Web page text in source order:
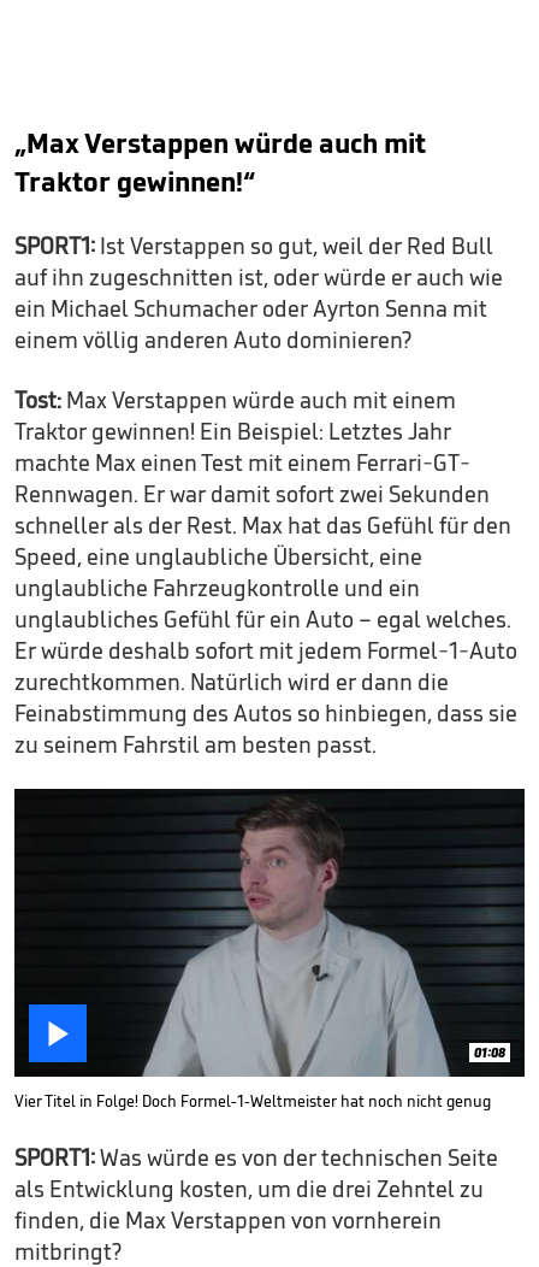
„Max Verstappen würde auch mit
Traktor gewinnen!“
SPORT1: Ist Verstappen so gut, weil der Red Bull
auf ihn zugeschnitten ist, oder würde er auch wie
ein Michael Schumacher oder Ayrton Senna mit
einem völlig anderen Auto dominieren?
Tost: Max Verstappen würde auch mit einem
Traktor gewinnen! Ein Beispiel: Letztes Jahr
machte Max einen Test mit einem Ferrari-GT-
Rennwagen. Er war damit sofort zwei Sekunden
schneller als der Rest. Max hat das Gefühl für den
Speed, eine unglaubliche Übersicht, eine
unglaubliche Fahrzeugkontrolle und ein
unglaubliches Gefühl für ein Auto – egal welches.
Er würde deshalb sofort mit jedem Formel-1-Auto
zurechtkommen. Natürlich wird er dann die
Feinabstimmung des Autos so hinbiegen, dass sie
zu seinem Fahrstil am besten passt.
 01:08
Vier Titel in Folge! Doch Formel-1-Weltmeister hat noch nicht genug
SPORT1:Was würde es von der technischen Seite
als Entwicklung kosten, um die drei Zehntel zu
finden, die Max Verstappen von vornherein
mitbringt?